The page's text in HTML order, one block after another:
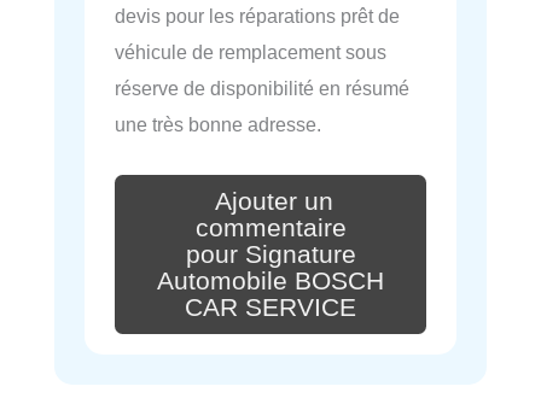
devis pour les réparations prêt de
véhicule de remplacement sous
réserve de disponibilité en résumé
une très bonne adresse.
Ajouter un
commentaire
pour Signature
Automobile BOSCH
CAR SERVICE